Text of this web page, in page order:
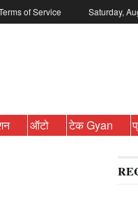
of Service Saturday,
ऑटो टेक Gyan